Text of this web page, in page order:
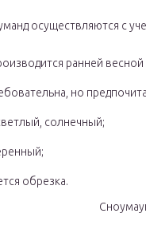
осуществляются с
ранней
но
солнечный;
обрезка.